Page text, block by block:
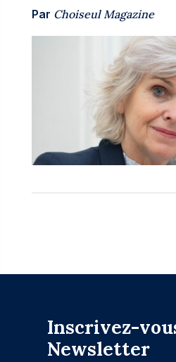
Par Choiseul Magazine
Inscrivez-
Newsletter